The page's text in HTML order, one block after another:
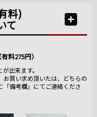
料)
て
（有料275円）
出来ます。
買い求め頂いたは、どちらの
備考欄」にてご連絡くださ